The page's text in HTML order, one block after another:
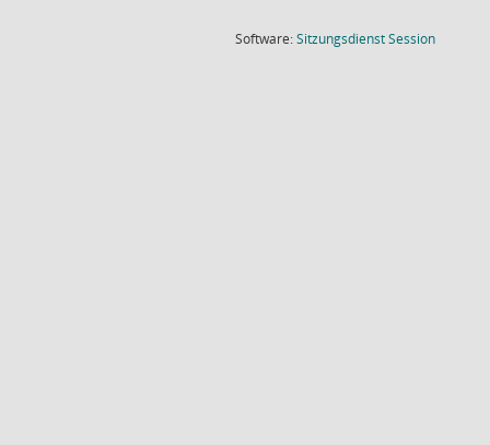
Software:SitzungsdienstSession(Wird in